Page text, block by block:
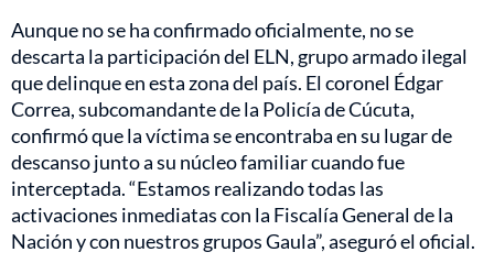
Aunque no se ha confirmado oficialmente, no se
descarta la participación del ELN, grupo armado ilegal
que delinque en esta zona del país. El coronel Édgar
Correa, subcomandante de la Policía de Cúcuta,
confirmó que la víctima se encontraba en su lugar de
descanso junto a su núcleo familiar cuando fue
interceptada. “Estamos realizando todas las
activaciones inmediatas con la Fiscalía General de la
Nación y con nuestros grupos Gaula”, aseguró el oficial.